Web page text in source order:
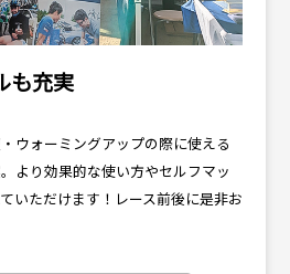
も充実
ウォーミングアップの際に使える
より効果的な使い方やセルフマッ
いただけます！レース前後に是非お